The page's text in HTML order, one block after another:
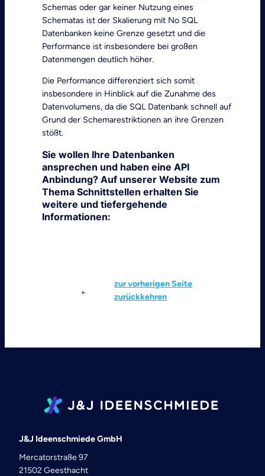
Schemas oder gar keiner Nutzung eines
Schematas ist der Skalierung mit No SQL
Datenbanken keine Grenze gesetzt und die
Performance ist insbesondere bei großen
Datenmengen deutlich höher.
Die Performance differenziert sich somit
insbesondere in Hinblick auf die Zunahme des
Datenvolumens, da die SQL Datenbank schnell auf
Grund der Schemarestriktionen an ihre Grenzen
stößt.
Sie wollen Ihre Datenbanken
ansprechen und haben eine API
Anbindung? Auf unserer Website zum
Thema Schnittstellen erhalten Sie
weitere und tiefergehende
Informationen:
zur vorherigen Seite
zurückkehren
J&J Ideenschmiede GmbH
Mercatorstraße 97
21502 Geesthacht